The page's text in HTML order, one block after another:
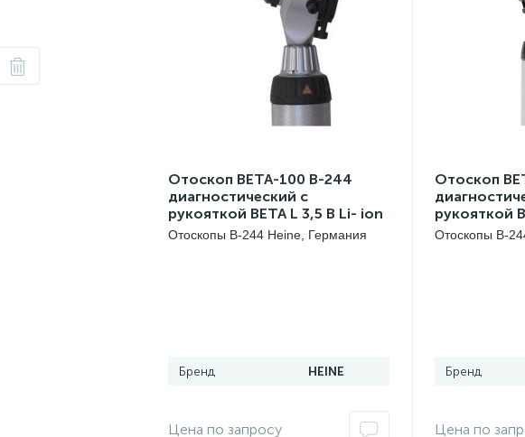
Отоскоп BETA-100 В-244
диагностический с
рукояткой BETA L 3,5 В Li- ion
c настольным зарядным
Отоскопы B-244 Heine, Германия
HEINE
Отоскоп
рукояткой
Отоскопы B-